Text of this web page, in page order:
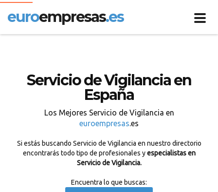
euroempresas.es
Servicio de Vigilancia en
España
Los Mejores Servicio de Vigilancia en
euroempresas.es
Si estás buscando Servicio de Vigilancia en nuestro directorio
encontrarás todo tipo de profesionales yespecialistas en
Servicio de Vigilancia.
Encuentra lo que buscas: